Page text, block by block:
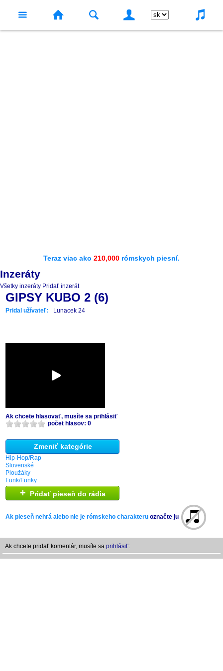
Teraz viac ako 210,000 rómskych piesní.
Inzeráty
Všetky inzeráty Pridať inzerát
GIPSY KUBO 2 (6)
Pridal užívateľ: Lunacek 24
Ak chcete hlasovať, musíte sa prihlásiť
počet hlasov: 0
Zmeniť kategórie
Hip-Hop/Rap
Slovenské
Ploužáky
Funk/Funky
+ Pridať pieseň do rádia
Ak pieseň nehrá alebo nie je rómskeho charakteru označte ju
Ak chcete pridať komentár, musíte sa prihlásiť: